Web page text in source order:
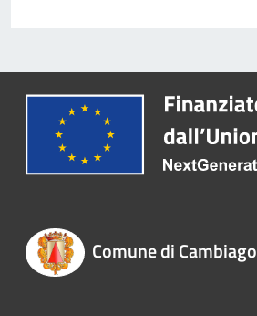
Comune di Cambiago